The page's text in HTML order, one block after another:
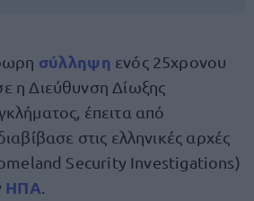
σύλληψη ενός 25χρονου
η Διεύθυνση Δίωξης
έπειτα από
στις ελληνικές αρχές
Security Investigations)
ΗΠΑ